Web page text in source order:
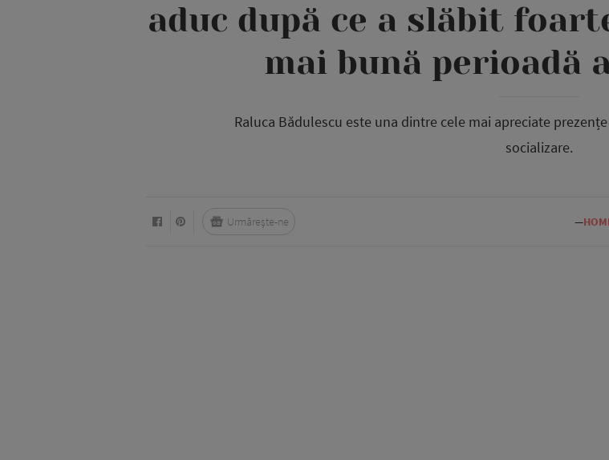
aduc după ce a slăbit
mai bună perioadă
Raluca Bădulescu este una dintre cele mai apreciate
socializare.
—
Urmărește-ne